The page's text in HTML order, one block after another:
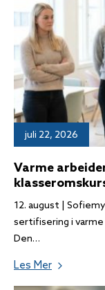
juli 22, 2026
Varme
12. august |
sertifisering i varme
Den…
Les Mer